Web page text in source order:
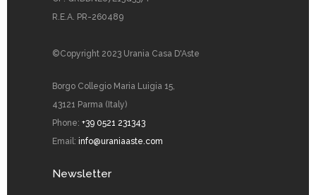
R.E.A. PR-260489
©Copyright 2023 Urania Casa D'Aste
Borgo Collegio Maria Luigia 15,
43121 Parma (Italy)
Phone: +39 0521 231343
Email: info@uraniaaste.com
Newsletter